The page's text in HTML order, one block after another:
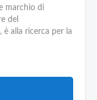
marchio di
del
è alla ricerca per la